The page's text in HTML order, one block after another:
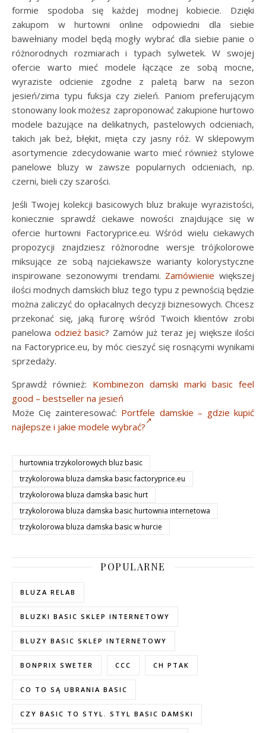
formie spodoba się każdej modnej kobiecie. Dzięki
zakupom w hurtowni online odpowiedni dla siebie
bawełniany model będą mogły wybrać dla siebie panie o
różnorodnych rozmiarach i typach sylwetek. W swojej
ofercie warto mieć modele łączące ze sobą mocne,
wyraziste odcienie zgodne z paletą barw na sezon
jesień/zima typu fuksja czy zieleń. Paniom preferującym
stonowany look możesz zaproponować zakupione hurtowo
modele bazujące na delikatnych, pastelowych odcieniach,
takich jak beż, błękit, mięta czy jasny róż. W sklepowym
asortymencie zdecydowanie warto mieć również stylowe
panelowe bluzy w zawsze popularnych odcieniach, np.
czerni, bieli czy szarości.
Jeśli Twojej kolekcji basicowych bluz brakuje wyrazistości,
koniecznie sprawdź ciekawe nowości znajdujące się w
ofercie hurtowni Factoryprice.eu. Wśród wielu ciekawych
propozycji znajdziesz różnorodne wersje trójkolorowe
miksujące ze sobą najciekawsze warianty kolorystyczne
inspirowane sezonowymi trendami. Zamówienie większej
ilości modnych damskich bluz tego typu z pewnością będzie
można zaliczyć do opłacalnych decyzji biznesowych. Chcesz
przekonać się, jaką furorę wśród Twoich klientów zrobi
panelowa odzież basic? Zamów już teraz jej większe ilości
na Factoryprice.eu, by móc cieszyć się rosnącymi wynikami
sprzedaży.
Sprawdź również: Kombinezon damski marki basic feel
good – bestseller na jesień
Może Cię zainteresować: Portfele damskie – gdzie kupić
najlepsze i jakie modele wybrać?
hurtownia trzykolorowych bluz basic
trzykolorowa bluza damska basic factoryprice.eu
trzykolorowa bluza damska basic hurt
trzykolorowa bluza damska basic hurtownia internetowa
trzykolorowa bluza damska basic w hurcie
POPULARNE
BLUZA RELAB
BLUZKI BASIC SKLEP INTERNETOWY
BLUZY BASIC SKLEP INTERNETOWY
BONPRIX SWETER CCC CH PTAK
CO TO SĄ UBRANIA BASIC
CZY BASIC TO STYL. STYL BASIC DAMSKI